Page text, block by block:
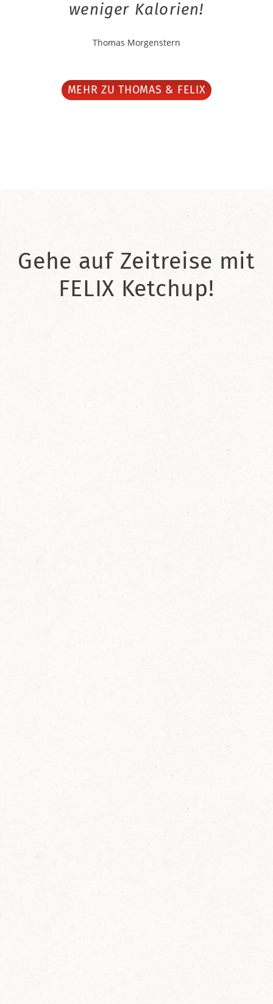
weniger Kalorien!
Thomas Morgenstern
MEHR ZU THOMAS & FELIX
Gehe auf Zeitreise mit
FELIX Ketchup!